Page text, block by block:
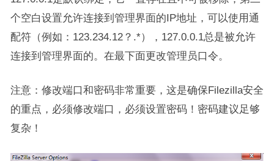
个空白设置允许连接到管理界面的IP地址，可以使用通
配符（例如：123.234.12？.*），127.0.0.1总是被允许
连接到管理界面的。在最下面更改管理员口令。
注意：修改端口和密码非常重要，这是确保Filezilla安全
的重点，必须修改端口，必须设置密码！密码建议足够
复杂！